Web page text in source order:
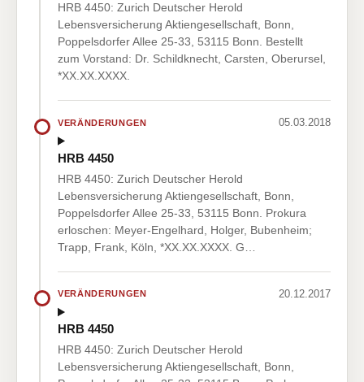
HRB 4450: Zurich Deutscher Herold
Lebensversicherung Aktiengesellschaft, Bonn,
Poppelsdorfer Allee 25-33, 53115 Bonn. Bestellt
zum Vorstand: Dr. Schildknecht, Carsten, Oberursel,
*XX.XX.XXXX.
VERÄNDERUNGEN 05.03.2018
HRB 4450
HRB 4450: Zurich Deutscher Herold
Lebensversicherung Aktiengesellschaft, Bonn,
Poppelsdorfer Allee 25-33, 53115 Bonn. Prokura
erloschen: Meyer-Engelhard, Holger, Bubenheim;
Trapp, Frank, Köln, *XX.XX.XXXX. G…
VERÄNDERUNGEN 20.12.2017
HRB 4450
HRB 4450: Zurich Deutscher Herold
Lebensversicherung Aktiengesellschaft, Bonn,